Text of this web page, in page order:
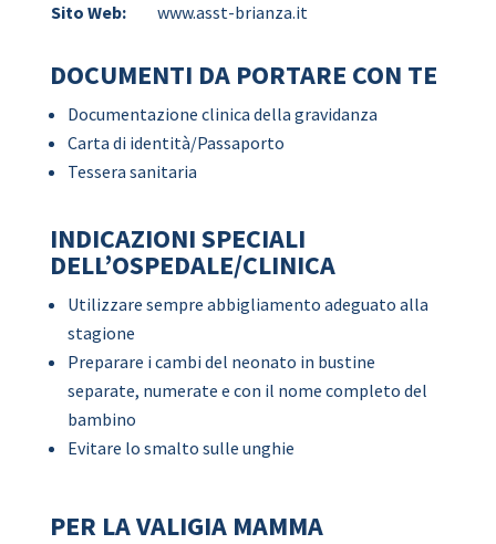
Sito Web:
www.asst-brianza.it
DOCUMENTI DA PORTARE CON TE
Documentazione clinica della gravidanza
Carta di identità/Passaporto
Tessera sanitaria
INDICAZIONI SPECIALI
DELL’OSPEDALE/CLINICA
Utilizzare sempre abbigliamento adeguato alla
stagione
Preparare i cambi del neonato in bustine
separate, numerate e con il nome completo del
bambino
Evitare lo smalto sulle unghie
PER LA VALIGIA MAMMA